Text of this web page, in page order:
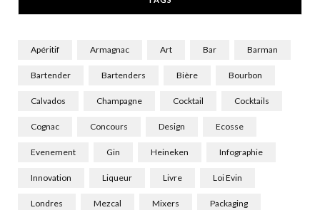
Apéritif Armagnac Art Bar Barman
Bartender Bartenders Bière Bourbon
Calvados Champagne Cocktail Cocktails
Cognac Concours Design Ecosse
Evenement Gin Heineken Infographie
Innovation Liqueur Livre Loi Evin
Londres Mezcal Mixers Packaging